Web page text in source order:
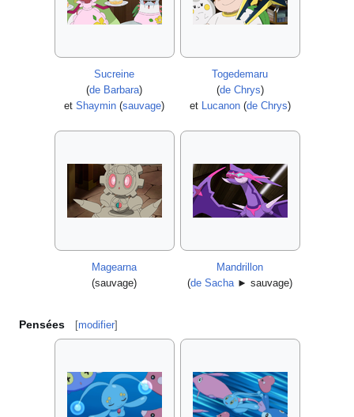
Sucreine
(de Barbara)
et Shaymin (sauvage)
Togedemaru
(de Chrys)
et Lucanon(de Chrys)
Magearna
(sauvage)
Mandrillon
(de Sacha ► sauvage)
Pensées [modifier]